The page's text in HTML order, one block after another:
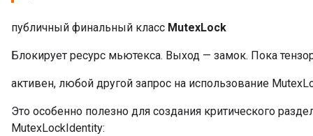
публичный финальный класс MutexLock
Блокирует ресурс мьютекса. Выход — замок. Пока
активен, любой другой запрос на использование
Это особенно полезно для создания критического
MutexLockIdentity: